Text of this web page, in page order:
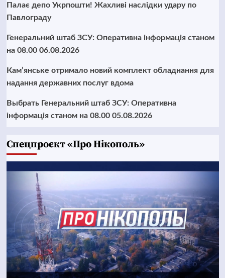
Палає депо Укрпошти! Жахливі наслідки удару по
Павлограду
Генеральний штаб ЗСУ: Оперативна інформація станом
на 08.00 06.08.2026
Кам’янське отримало новий комплект обладнання для
надання державних послуг вдома
Выбрать Генеральний штаб ЗСУ: Оперативна
інформація станом на 08.00 05.08.2026
Cпецпроєкт «Про Нікополь»